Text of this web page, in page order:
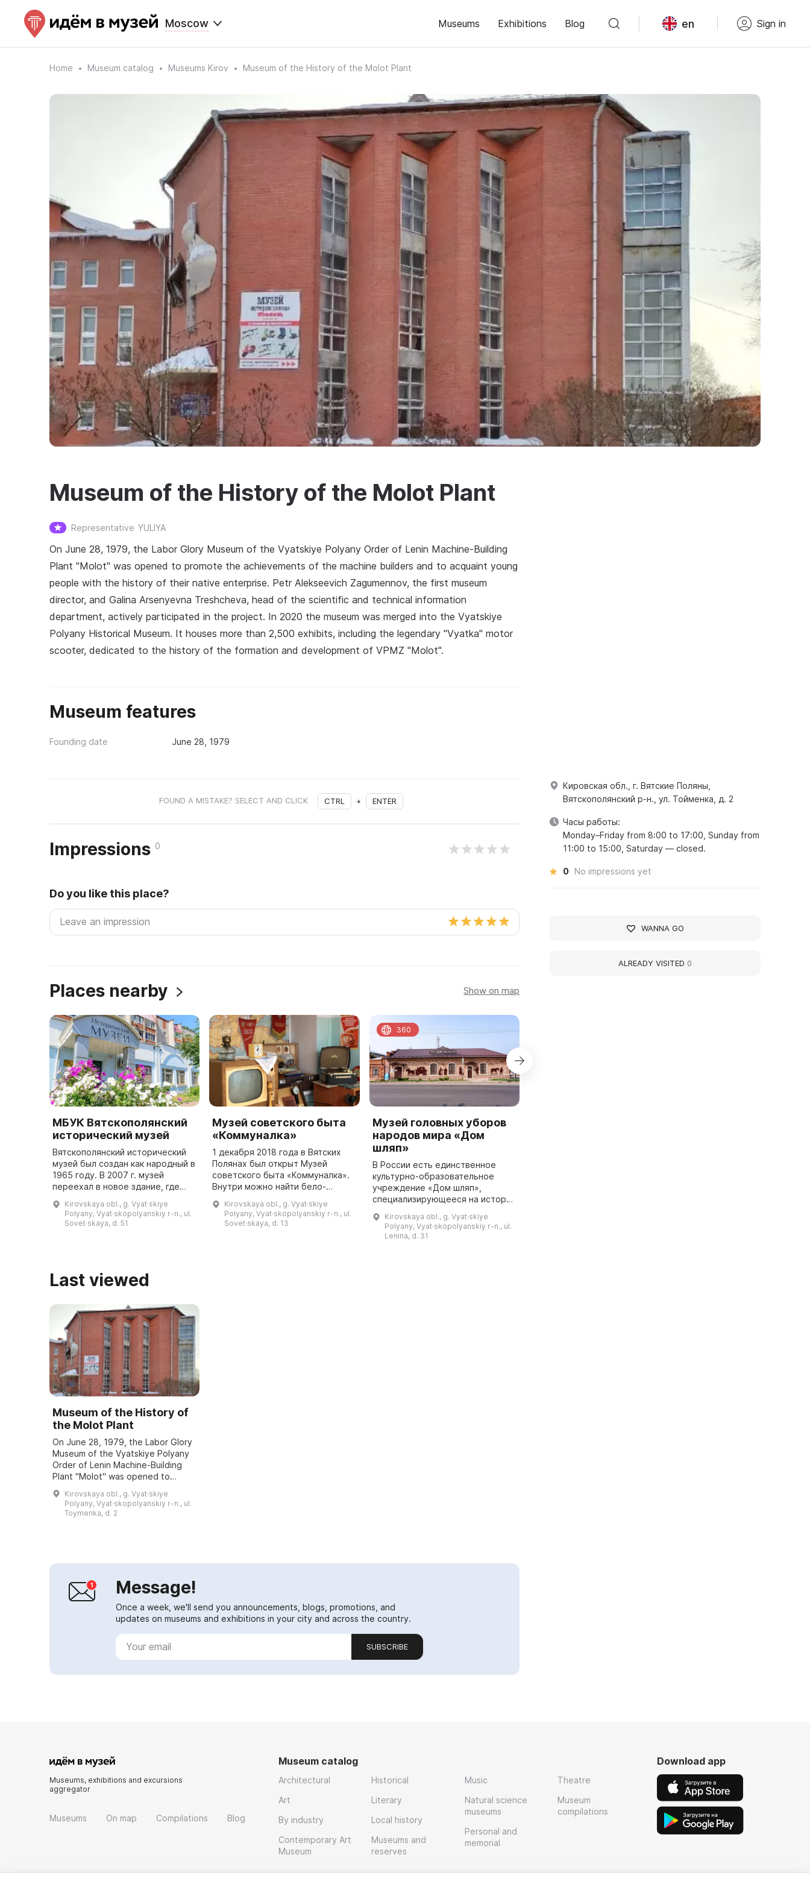
Moscow Museums Exhibitions Blog en Sign in
Home Museum catalog Museums Kirov Museum of the History of the Molot Plant
Museum of the History of the Molot Plant
Representative YULIYA
On June 28, 1979, the Labor Glory Museum of the Vyatskiye Polyany Order of Lenin Machine-Building
Plant "Molot" was opened to promote the achievements of the machine builders and to acquaint young
people with the history of their native enterprise. Petr Alekseevich Zagumennov, the first museum
director, and Galina Arsenyevna Treshcheva, head of the scientific and technical information
department, actively participated in the project. In 2020 the museum was merged into the Vyatskiye
Polyany Historical Museum. It houses more than 2,500 exhibits, including the legendary "Vyatka" motor
scooter, dedicated to the history of the formation and development of VPMZ "Molot".
Museum features
Founding date June 28, 1979
FOUND A MISTAKE? SELECT AND CLICK CTRL + ENTER
Impressions 0
Do you like this place?
Places nearby Show on map
МБУК Вятскополянский
исторический музей
Вятскополянский исторический
музей был создан как народный в
1965 году. В 2007 г. музей
переехал в новое здание, где
экспозиция, посвященная
истории Вятских Полян с
Kirovskaya obl., g. Vyat·skiye
Polyany, Vyat·skopolyanskiy r-n., ul.
Sovet·skaya, d. 51
Музей советского быта
«Коммуналка»
1 декабря 2018 года в Вятских
Полянах был открыт Музей
советского быта «Коммуналка».
Внутри можно найти бело-
символы СССР, портреты и
предметы быта, создающие
Kirovskaya obl., g. Vyat·skiye
Polyany, Vyat·skopolyanskiy r-n., ul.
Sovet·skaya, d. 13
Музей головных уборов
народов мира «Дом
шляп»
В России есть единственное
культурно-образовательное
учреждение «Дом шляп»,
специализирующееся на истории
народов мира. Для составления
коллекции было организовано
Kirovskaya obl., g. Vyat·skiye
Polyany, Vyat·skopolyanskiy r-n., ul.
Lenina, d. 31
360
Last viewed
Museum of the History of
the Molot Plant
On June 28, 1979, the Labor Glory
Museum of the Vyatskiye Polyany
Order of Lenin Machine-Building
Plant "Molot" was opened to
promote the achievements of the
machine builders and to acquaint
young peo...
Kirovskaya obl., g. Vyat·skiye
Polyany, Vyat·skopolyanskiy r-n., ul.
Toymenka, d. 2
Message!
Once a week, we'll send you announcements, blogs, promotions, and
updates on museums and exhibitions in your city and across the country.
SUBSCRIBE
Кировская обл., г. Вятские Поляны,
Вятскополянский р-н., ул. Тойменка, д. 2
Часы работы:
Monday–Friday from 8:00 to 17:00, Sunday from
11:00 to 15:00, Saturday — closed.
0 No impressions yet
WANNA GO
ALREADY VISITED 0
Museums, exhibitions and excursions
aggregator
Museums On map Compilations Blog
Museum catalog
Architectural
Art
By industry
Contemporary Art
Museum
Historical
Literary
Local history
Museums and
reserves
Music
Natural science
museums
Personal and
memorial
Theatre
Museum
compilations
Download app